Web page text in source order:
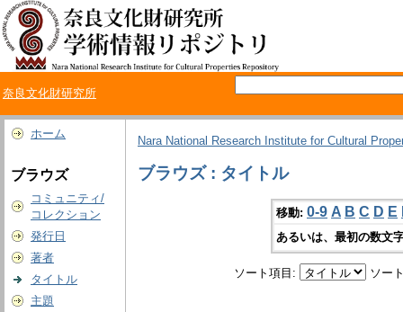
奈良文化財研究所
ホーム
ブラウズ
コミュニティ/
コレクション
発行日
著者
タイトル
主題
Nara National Research Institute for Cultural
ブラウズ : タイトル
移動: 0-9 A B C D E
あるいは、最初の数文
ソート項目: ソー